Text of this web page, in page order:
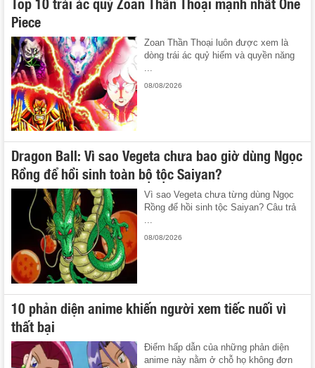
Piece
Zoan Thần Thoại luôn được xem là
dòng trái ác quỷ hiếm và quyền năng
08/08/2026
Dragon Ball: Vì sao Vegeta chưa bao giờ dùng Ngọc
Rồng để hồi sinh toàn bộ tộc Saiyan?
Vì sao Vegeta chưa từng dùng Ngọc
Rồng để hồi sinh tộc Saiyan? Câu trả
...
08/08/2026
10 phản diện anime khiến người xem tiếc nuối vì
thất bại
Điểm hấp dẫn của những phản diện
anime này nằm ở chỗ họ không đơn